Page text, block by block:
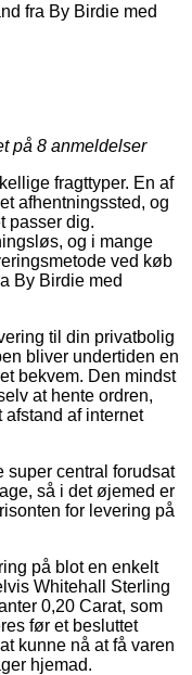
fra By Birdie med
på 8 anmeldelser
fragttyper. En af
afhentningssted, og
passer dig.
og i mange
ved køb
By Birdie med
til din privatbolig
bliver undertiden en
bekvem. Den mindst
at hente ordren,
af internet
super central forudsat
så i det øjemed er
for levering på
på blot en enkelt
Whitehall Sterling
0,20 Carat, som
før et besluttet
kunne nå at få varen
hjemad.